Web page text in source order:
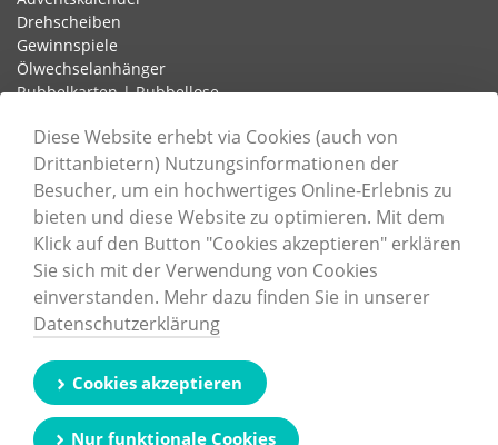
Drehscheiben
Gewinnspiele
Ölwechselanhänger
Rubbelkarten | Rubbellose
Informationen
Unternehmen
Karriere
Nachhaltigkeit
Zertifizierungen
Druckdatenerstellung
Kontaktformular
Impressum
Datenschutz
Diese Website erhebt via Cookies (auch von
Drittanbietern) Nutzungsinformationen der
Besucher, um ein hochwertiges Online-Erlebnis zu
bieten und diese Website zu optimieren. Mit dem
Klick auf den Button "Cookies akzeptieren" erklären
Sie sich mit der Verwendung von Cookies
einverstanden. Mehr dazu finden Sie in unserer
Datenschutzerklärung
Nur funktionale Cookies
Cookies akzeptieren